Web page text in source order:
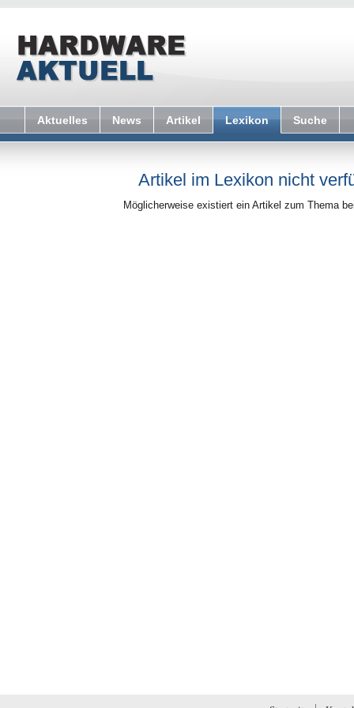
Aktuelles News Artikel Lexikon Suche
Artikel im Lexikon nicht
Möglicherweise existiert ein Artikel zum Thema